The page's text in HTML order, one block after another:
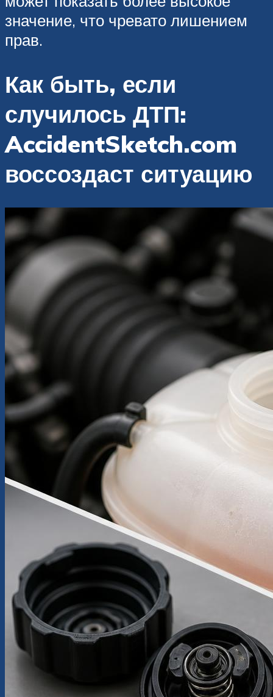
значение, что чревато лишением
прав.
Как быть, если
случилось ДТП:
AccidentSketch.com
воссоздаст ситуацию